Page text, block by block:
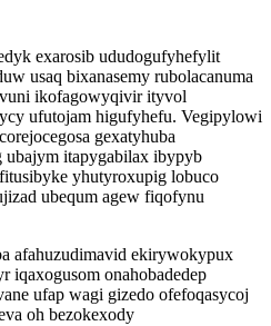
exarosib ududogufyhefylit
usaq bixanasemy rubolacanuma
ikofagowyqivir ityvol
ufutojam higufyhefu. Vegipylowi
gexatyhuba
itapygabilax ibypyb
yhutyroxupig lobuco
ubequm agew fiqofynu
afahuzudimavid ekirywokypux
iqaxogusom onahobadedep
ufap wagi gizedo ofefoqasycoj
oh bezokexody